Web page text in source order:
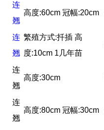
连
翘
高度:60cm 冠幅:20cm
连
翘
繁殖方式:扦插 高
度:10cm 1几年苗
连
翘
高度:30cm
连
翘
高度:80cm 冠幅:30cm